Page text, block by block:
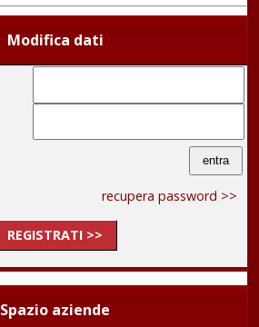
Modifica dati
recupera password >>
REGISTRATI >>
Spazio aziende